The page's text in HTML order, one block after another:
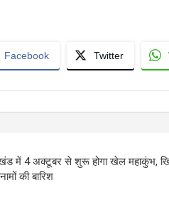
Facebook Twitter
में 4 अक्टूबर से शुरू होगा खेल महाकुंभ,
की बारिश